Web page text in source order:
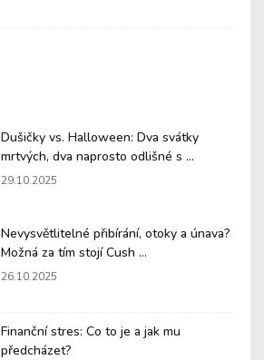
Dušičky vs. Halloween: Dva svátky
mrtvých, dva naprosto odlišné s ...
29.10.2025
Nevysvětlitelné přibírání, otoky a únava?
Možná za tím stojí Cush ...
26.10.2025
Finanční stres: Co to je a jak mu
předcházet?